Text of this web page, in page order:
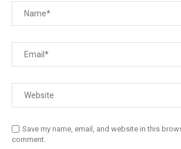
Save my name, email, and website in this
comment.